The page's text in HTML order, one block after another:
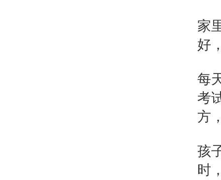
家
好
每
考
方
孩
时